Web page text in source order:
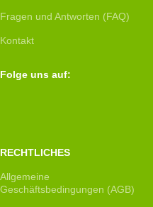
Fragen und Antworten (FAQ)
Kontakt
Folge uns auf:
RECHTLICHES
Allgemeine
Geschäftsbedingungen (AGB)